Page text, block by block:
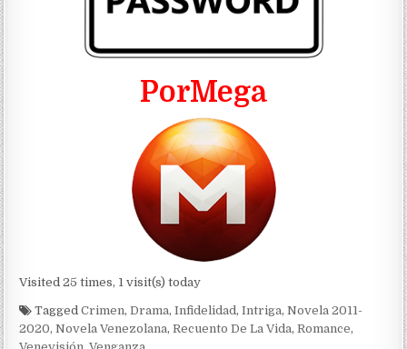
PorMega
Visited 25 times, 1 visit(s) today
TaggedCrimen,Drama,Infidelidad,Intriga,Novela 2011-
2020,Novela Venezolana,Recuento De La Vida,Romance,